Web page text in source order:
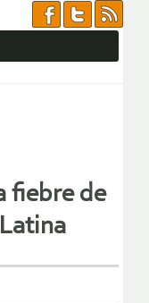
fiebre de